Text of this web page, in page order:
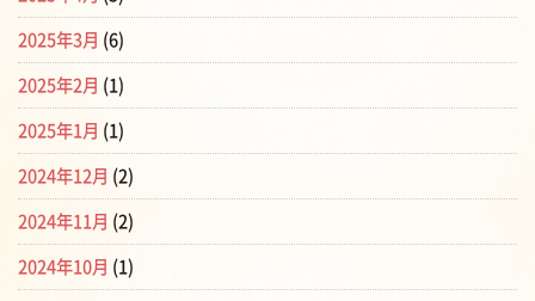
2025年3月 (6)
2025年2月 (1)
2025年1月 (1)
2024年12月 (2)
2024年11月 (2)
2024年10月 (1)